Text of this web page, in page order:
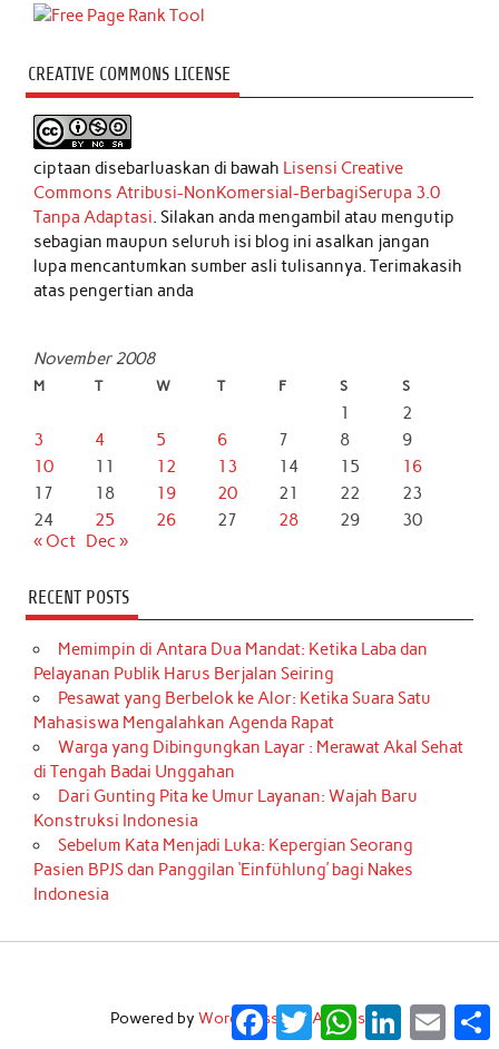
CREATIVE COMMONS LICENSE
ciptaan disebarluaskan di bawah Lisensi Creative
Commons Atribusi-NonKomersial-BerbagiSerupa 3.0
Tanpa Adaptasi. Silakan anda mengambil atau mengutip
sebagian maupun seluruh isi blog ini asalkan jangan
lupa mencantumkan sumber asli tulisannya. Terimakasih
atas pengertian anda
November 2008
M T W T F S S
1
2
3
4 5 6 7 8
9
10
11 12 13 14 15
16
17
18 19 20 21 22
23
24
25 26 27 28 29
30
« Oct Dec »
RECENT POSTS
Memimpin di Antara Dua Mandat: Ketika Laba dan
Pelayanan Publik Harus Berjalan Seiring
Pesawat yang Berbelok ke Alor: Ketika Suara Satu
Mahasiswa Mengalahkan Agenda Rapat
Warga yang Dibingungkan Layar : Merawat Akal Sehat
di Tengah Badai Unggahan
Dari Gunting Pita ke Umur Layanan: Wajah Baru
Konstruksi Indonesia
Sebelum Kata Menjadi Luka: Kepergian Seorang
Pasien BPJS dan Panggilan ‘Einfühlung’ bagi Nakes
Indonesia
Powered by WordPress and Anderson.
Facebook
TwitterWhatsApp
LinkedInEmail